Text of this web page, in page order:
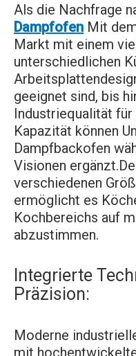
Als die Nachfrage
Dampfofen Mit
Markt mit einem
unterschiedlichen
geeignet sind, bis
Industriequalität
Kapazität können
Dampfbackofen
Visionen
verschiedenen
ermöglicht es
Kochbereichs auf
abzustimmen.
Integrierte
Präzision:
Moderne
mit